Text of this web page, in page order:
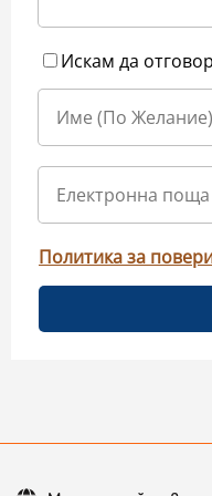
Искам да
Политика за